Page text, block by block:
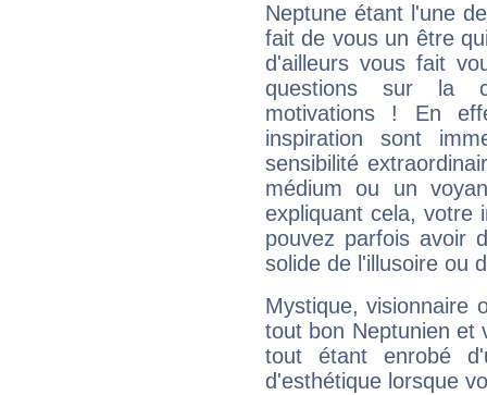
Neptune étant l'une
fait de vous un être
d'ailleurs vous fait
questions sur la
motivations ! En
inspiration sont
sensibilité
médium ou un
expliquant cela, votre
pouvez parfois avoir
solide de l'illusoire ou
Mystique, visionnaire
tout bon Neptunien et
tout étant enrobé
d'esthétique lorsque